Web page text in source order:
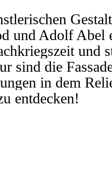
und Adolf Abel
und
sind die
in dem
entdecken!